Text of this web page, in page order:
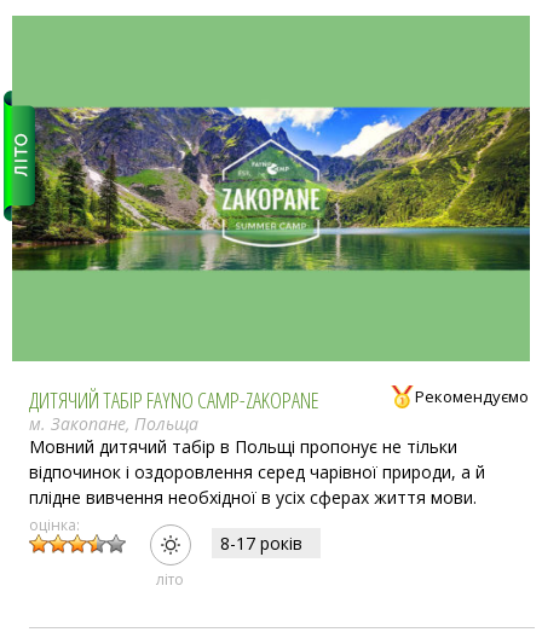
ДИТЯЧИЙ ТАБІР FAYNO CAMP-ZAKOPANE
м. Закопане, Польща
Мовний дитячий табір в Польщі пропонує не тільки
відпочинок і оздоровлення серед чарівної природи, а й
плідне вивчення необхідної в усіх сферах життя мови.
оцінка:
лiто
Рекомендуємо
8-17 рокiв